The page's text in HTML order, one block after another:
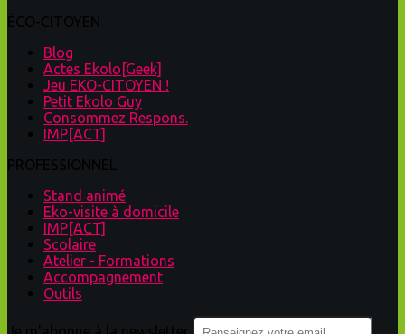
Blog
Actes Ekolo[Geek]
Jeu EKO-CITOYEN !
Petit Ekolo Guy
Consommez Respons.
IMP[ACT]
Stand animé
Eko-visite à domicile
IMP[ACT]
Scolaire
Atelier - Formations
Accompagnement
Outils